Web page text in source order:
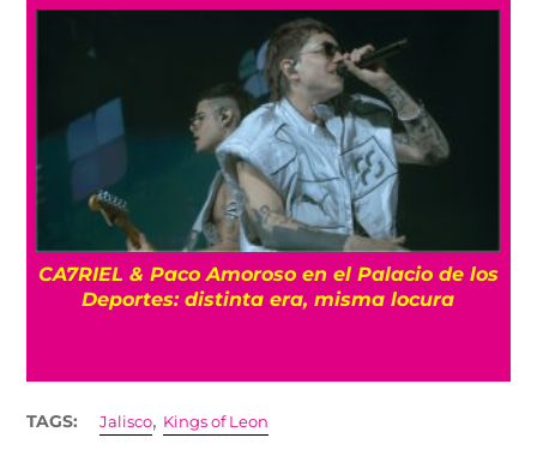
CA7RIEL & Paco Amoroso en el Palacio de los
Deportes: distinta era, misma locura
TAGS: Jalisco, Kings of Leon